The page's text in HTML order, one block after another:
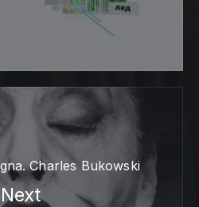
Charles Bukowski
Next